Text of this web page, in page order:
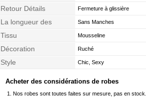
Retour Détails Fermeture à glissière
La longueur des
manches
Sans Manches
Tissu Mousseline
Décoration Ruché
Style Chic, Sexy
Acheter des considérations de robes
Nos robes sont toutes faites sur mesure, pas en